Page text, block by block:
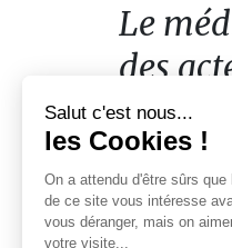
acteurs
de
l'engagement
Le
des
de
Salut c'est nous...
les Cookies !
On a attendu d'être sûrs que
de ce site vous intéresse
vous déranger, mais on
votre visite...